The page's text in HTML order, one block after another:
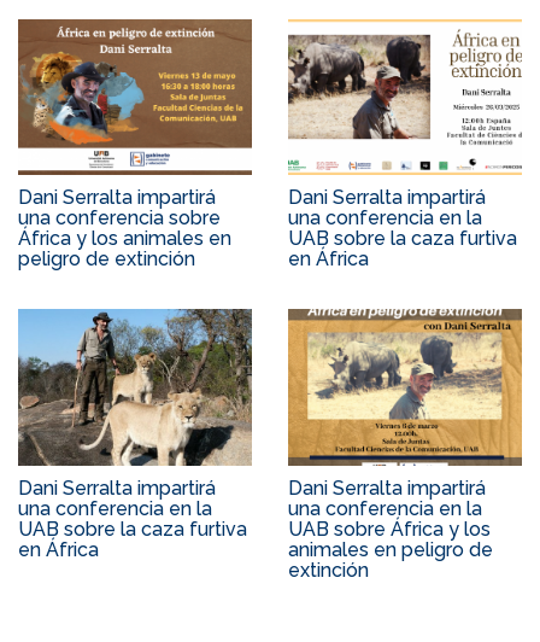
Dani Serralta impartirá
una conferencia sobre
África y los animales en
peligro de extinción
Dani Serralta impartirá
una conferencia en la
UAB sobre la caza furtiva
en África
Dani Serralta impartirá
una conferencia en la
UAB sobre la caza furtiva
en África
Dani Serralta impartirá
una conferencia en la
UAB sobre África y los
animales en peligro de
extinción